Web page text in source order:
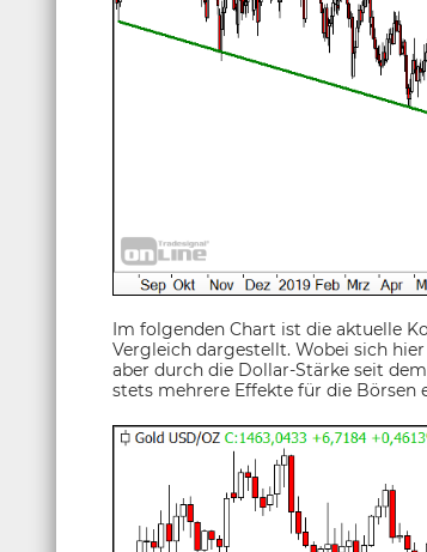
Im folgenden Chart ist die aktuelle
Vergleich dargestellt. Wobei sich
aber durch die Dollar-Stärke seit
stets mehrere Effekte für die Börsen